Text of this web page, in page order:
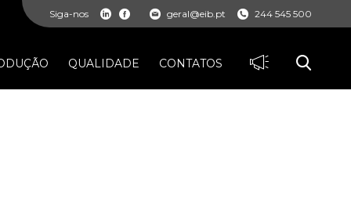
Siga-nos geral@eib.pt 244 545 500
QUALIDADE CONTATOS